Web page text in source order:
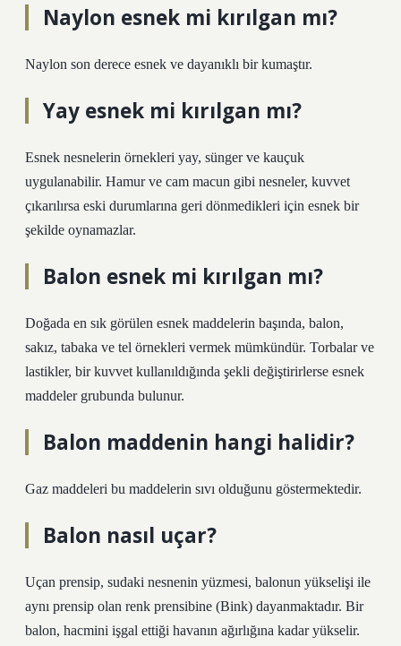
Naylon esnek mi kırılgan mı?
Naylon son derece esnek ve dayanıklı bir kumaştır.
Yay esnek mi kırılgan mı?
Esnek nesnelerin örnekleri yay, sünger ve kauçuk
uygulanabilir. Hamur ve cam macun gibi nesneler, kuvvet
çıkarılırsa eski durumlarına geri dönmedikleri için esnek bir
şekilde oynamazlar.
Balon esnek mi kırılgan mı?
Doğada en sık görülen esnek maddelerin başında, balon,
sakız, tabaka ve tel örnekleri vermek mümkündür. Torbalar ve
lastikler, bir kuvvet kullanıldığında şekli değiştirirlerse esnek
maddeler grubunda bulunur.
Balon maddenin hangi halidir?
Gaz maddeleri bu maddelerin sıvı olduğunu göstermektedir.
Balon nasıl uçar?
Uçan prensip, sudaki nesnenin yüzmesi, balonun yükselişi ile
aynı prensip olan renk prensibine (Bink) dayanmaktadır. Bir
balon, hacmini işgal ettiği havanın ağırlığına kadar yükselir.